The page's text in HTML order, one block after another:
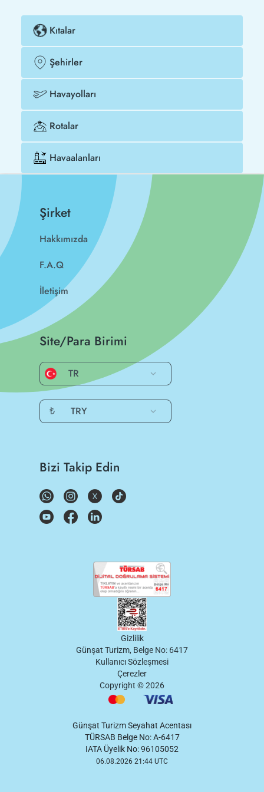
Kıtalar
Şehirler
Havayolları
Rotalar
Havaalanları
Şirket
Hakkımızda
F.A.Q
İletişim
Site/Para Birimi
TR
₺ TRY
Bizi Takip Edin
Gizlilik
Günşat Turizm, Belge No: 6417
Kullanıcı Sözleşmesi
Çerezler
Copyright ©2026
Günşat Turizm Seyahat Acentası
TÜRSAB Belge No: A-6417
IATA Üyelik No: 96105052
06.08.2026 21:44 UTC